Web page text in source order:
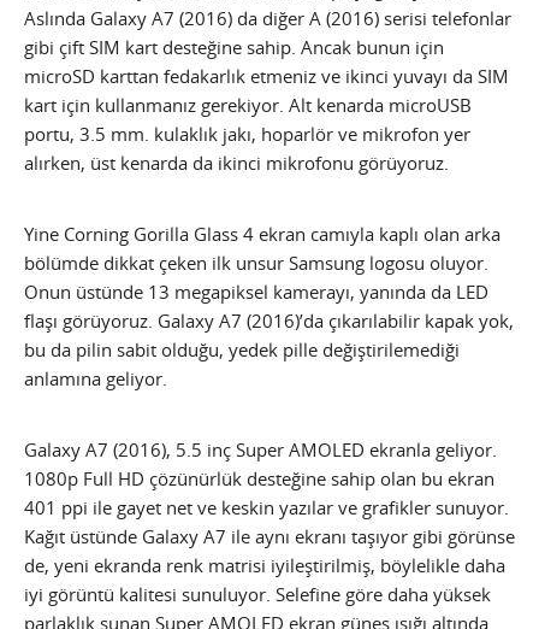
Aslında Galaxy A7 (2016) da diğer A (2016) serisi telefonlar
gibi çift SIM kart desteğine sahip. Ancak bunun için
microSD karttan fedakarlık etmeniz ve ikinci yuvayı da SIM
kart için kullanmanız gerekiyor. Alt kenarda microUSB
portu, 3.5 mm. kulaklık jakı, hoparlör ve mikrofon yer
alırken, üst kenarda da ikinci mikrofonu görüyoruz.
Yine Corning Gorilla Glass 4 ekran camıyla kaplı olan arka
bölümde dikkat çeken ilk unsur Samsung logosu oluyor.
Onun üstünde 13 megapiksel kamerayı, yanında da LED
flaşı görüyoruz. Galaxy A7 (2016)’da çıkarılabilir kapak yok,
bu da pilin sabit olduğu, yedek pille değiştirilemediği
anlamına geliyor.
Galaxy A7 (2016), 5.5 inç Super AMOLED ekranla geliyor.
1080p Full HD çözünürlük desteğine sahip olan bu ekran
401 ppi ile gayet net ve keskin yazılar ve grafikler sunuyor.
Kağıt üstünde Galaxy A7 ile aynı ekranı taşıyor gibi görünse
de, yeni ekranda renk matrisi iyileştirilmiş, böylelikle daha
iyi görüntü kalitesi sunuluyor. Selefine göre daha yüksek
parlaklık sunan Super AMOLED ekran güneş ışığı altında